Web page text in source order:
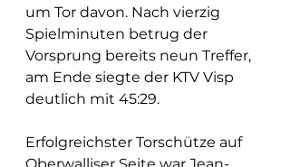
um Tor davon. Nach vierzig
Spielminuten betrug der
Vorsprung bereits neun Treffer,
am Ende siegte der KTV Visp
deutlich mit 45:29.
Erfolgreichster Torschütze auf
Oberwalliser Seite war Jean-